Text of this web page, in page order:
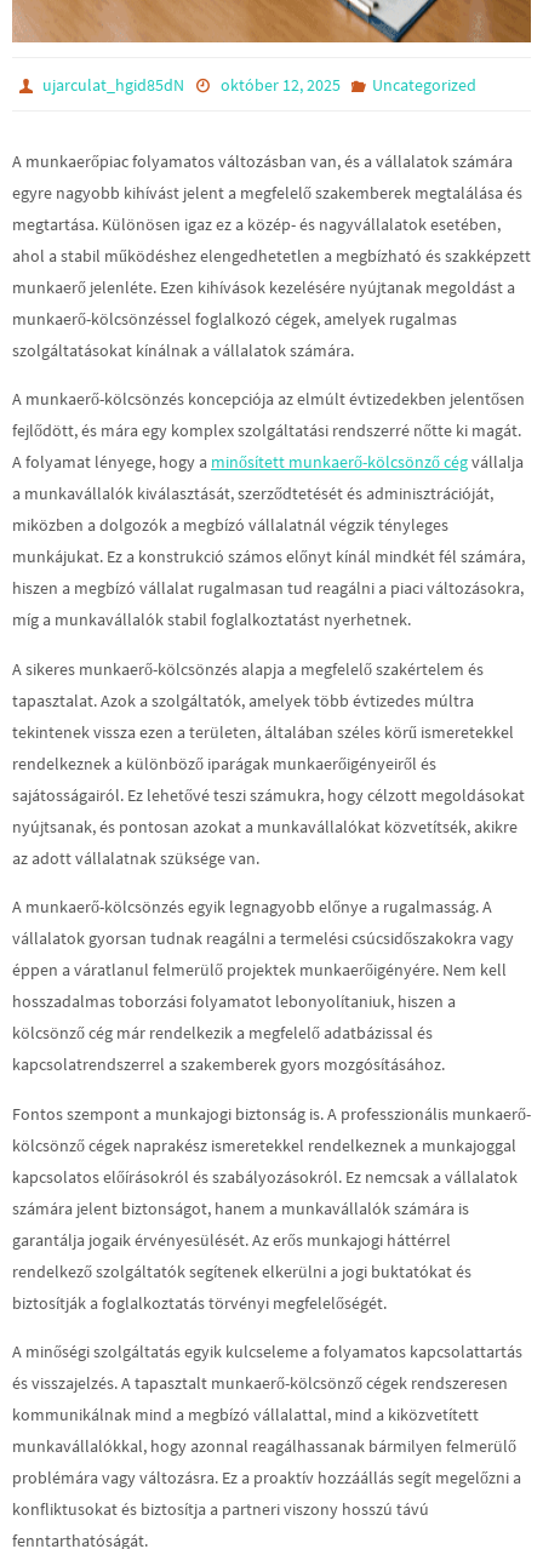
ujarculat_hgid85dN október 12, 2025 Uncategorized
A munkaerőpiac folyamatos változásban van, és a vállalatok számára
egyre nagyobb kihívást jelent a megfelelő szakemberek megtalálása és
megtartása. Különösen igaz ez a közép- és nagyvállalatok esetében,
ahol a stabil működéshez elengedhetetlen a megbízható és szakképzett
munkaerő jelenléte. Ezen kihívások kezelésére nyújtanak megoldást a
munkaerő-kölcsönzéssel foglalkozó cégek, amelyek rugalmas
szolgáltatásokat kínálnak a vállalatok számára.
A munkaerő-kölcsönzés koncepciója az elmúlt évtizedekben jelentősen
fejlődött, és mára egy komplex szolgáltatási rendszerré nőtte ki magát.
A folyamat lényege, hogy a minősített munkaerő-kölcsönző cégvállalja
a munkavállalók kiválasztását, szerződtetését és adminisztrációját,
miközben a dolgozók a megbízó vállalatnál végzik tényleges
munkájukat. Ez a konstrukció számos előnyt kínál mindkét fél számára,
hiszen a megbízó vállalat rugalmasan tud reagálni a piaci változásokra,
míg a munkavállalók stabil foglalkoztatást nyerhetnek.
A sikeres munkaerő-kölcsönzés alapja a megfelelő szakértelem és
tapasztalat. Azok a szolgáltatók, amelyek több évtizedes múltra
tekintenek vissza ezen a területen, általában széles körű ismeretekkel
rendelkeznek a különböző iparágak munkaerőigényeiről és
sajátosságairól. Ez lehetővé teszi számukra, hogy célzott megoldásokat
nyújtsanak, és pontosan azokat a munkavállalókat közvetítsék, akikre
az adott vállalatnak szüksége van.
A munkaerő-kölcsönzés egyik legnagyobb előnye a rugalmasság. A
vállalatok gyorsan tudnak reagálni a termelési csúcsidőszakokra vagy
éppen a váratlanul felmerülő projektek munkaerőigényére. Nem kell
hosszadalmas toborzási folyamatot lebonyolítaniuk, hiszen a
kölcsönző cég már rendelkezik a megfelelő adatbázissal és
kapcsolatrendszerrel a szakemberek gyors mozgósításához.
Fontos szempont a munkajogi biztonság is. A professzionális munkaerő-
kölcsönző cégek naprakész ismeretekkel rendelkeznek a munkajoggal
kapcsolatos előírásokról és szabályozásokról. Ez nemcsak a vállalatok
számára jelent biztonságot, hanem a munkavállalók számára is
garantálja jogaik érvényesülését. Az erős munkajogi háttérrel
rendelkező szolgáltatók segítenek elkerülni a jogi buktatókat és
biztosítják a foglalkoztatás törvényi megfelelőségét.
A minőségi szolgáltatás egyik kulcseleme a folyamatos kapcsolattartás
és visszajelzés. A tapasztalt munkaerő-kölcsönző cégek rendszeresen
kommunikálnak mind a megbízó vállalattal, mind a kiközvetített
munkavállalókkal, hogy azonnal reagálhassanak bármilyen felmerülő
problémára vagy változásra. Ez a proaktív hozzáállás segít megelőzni a
konfliktusokat és biztosítja a partneri viszony hosszú távú
fenntarthatóságát.